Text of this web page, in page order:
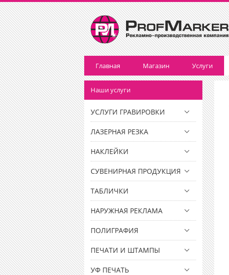
Главная Магазин Услуги
Наши услуги
УСЛУГИ ГРАВИРОВКИ
ЛАЗЕРНАЯ РЕЗКА
НАКЛЕЙКИ
СУВЕНИРНАЯ ПРОДУКЦИЯ
ТАБЛИЧКИ
НАРУЖНАЯ РЕКЛАМА
ПОЛИГРАФИЯ
ПЕЧАТИ И ШТАМПЫ
УФ ПЕЧАТЬ